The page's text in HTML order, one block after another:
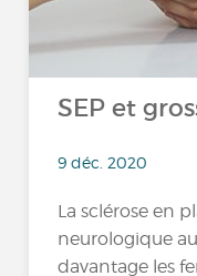
SEP et
9 déc. 2020
La sclérose en
neurologique
davantage les